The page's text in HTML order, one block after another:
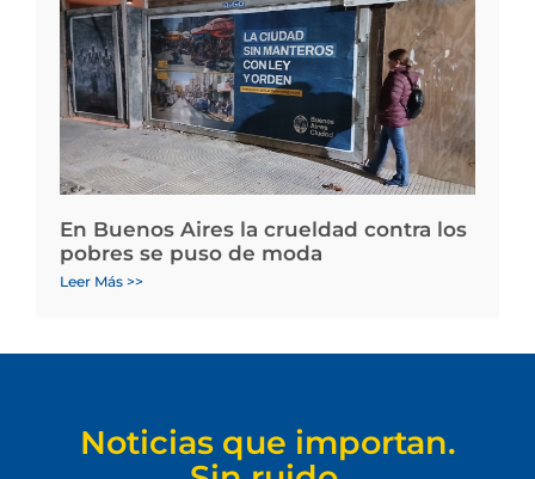
En Buenos Aires la crueldad contra los
pobres se puso de moda
Leer Más >>
Noticias que importan.